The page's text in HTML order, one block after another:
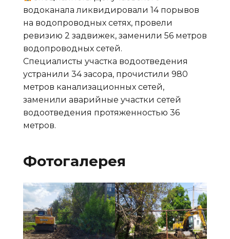
водоканала ликвидировали 14 порывов
на водопроводных сетях, провели
ревизию 2 задвижек, заменили 56 метров
водопроводных сетей.
Специалисты участка водоотведения
устранили 34 засора, прочистили 980
метров канализационных сетей,
заменили аварийные участки сетей
водоотведения протяженностью 36
метров.
Фотогалерея